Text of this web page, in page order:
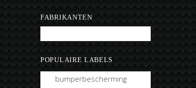
FABRIKANTEN
POPULAIRE LABELS
bumperbescherming